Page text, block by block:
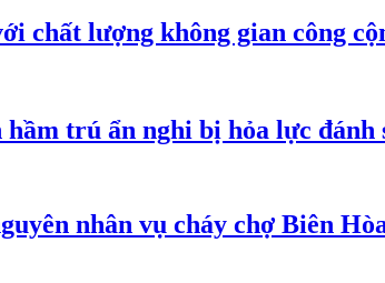
chất lượng không gian công
trú ẩn nghi bị hỏa lực đánh
nhân vụ cháy chợ Biên